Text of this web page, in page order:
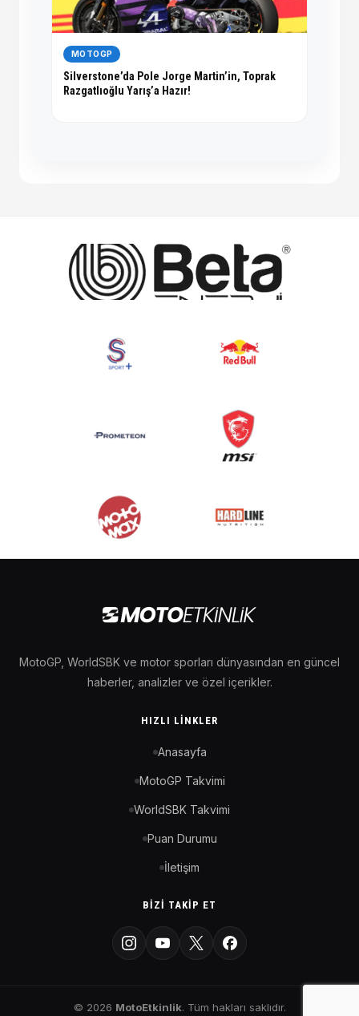
MOTOGP
Silverstone’da Pole Jorge Martin’in, Toprak
Razgatlıoğlu Yarış’a Hazır!
MotoGP, WorldSBK ve motor sporları dünyasından en güncel
haberler, analizler ve özel içerikler.
HIZLI LINKLER
Anasayfa
MotoGP Takvimi
WorldSBK Takvimi
Puan Durumu
İletişim
BIZI TAKIP ET
© 2026 MotoEtkinlik. Tüm hakları saklıdır.